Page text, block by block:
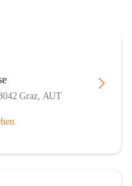
Graz, AUT